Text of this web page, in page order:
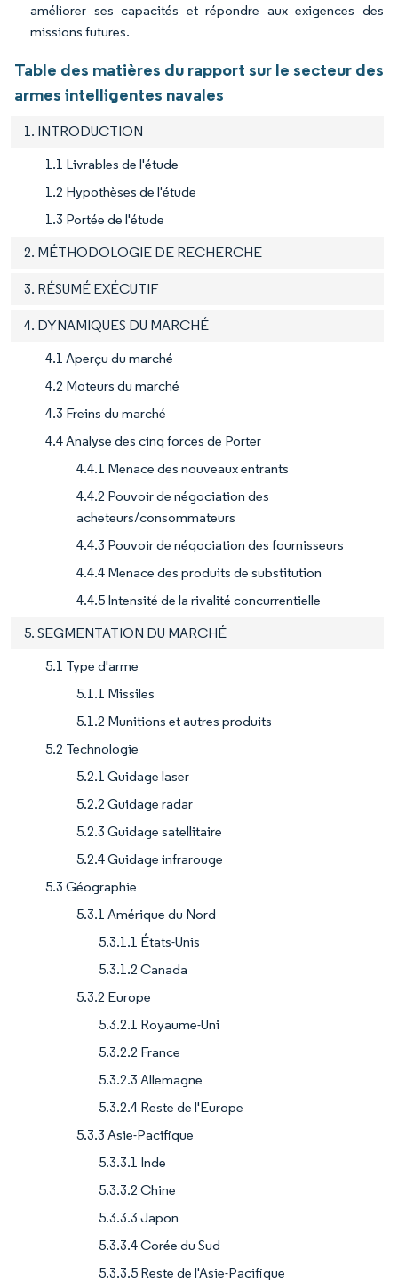
améliorer ses capacités et répondre aux exigences des
missions futures.
Table des matières du rapport sur le secteur des
armes intelligentes navales
1. INTRODUCTION
1.1 Livrables de l'étude
1.2 Hypothèses de l'étude
1.3 Portée de l'étude
2. MÉTHODOLOGIE DE RECHERCHE
3. RÉSUMÉ EXÉCUTIF
4. DYNAMIQUES DU MARCHÉ
4.1 Aperçu du marché
4.2 Moteurs du marché
4.3 Freins du marché
4.4 Analyse des cinq forces de Porter
4.4.1 Menace des nouveaux entrants
4.4.2 Pouvoir de négociation des
acheteurs/consommateurs
4.4.3 Pouvoir de négociation des fournisseurs
4.4.4 Menace des produits de substitution
4.4.5 Intensité de la rivalité concurrentielle
5. SEGMENTATION DU MARCHÉ
5.1 Type d'arme
5.1.1 Missiles
5.1.2 Munitions et autres produits
5.2 Technologie
5.2.1 Guidage laser
5.2.2 Guidage radar
5.2.3 Guidage satellitaire
5.2.4 Guidage infrarouge
5.3 Géographie
5.3.1 Amérique du Nord
5.3.1.1 États-Unis
5.3.1.2 Canada
5.3.2 Europe
5.3.2.1 Royaume-Uni
5.3.2.2 France
5.3.2.3 Allemagne
5.3.2.4 Reste de l'Europe
5.3.3 Asie-Pacifique
5.3.3.1 Inde
5.3.3.2 Chine
5.3.3.3 Japon
5.3.3.4 Corée du Sud
5.3.3.5 Reste de l'Asie-Pacifique